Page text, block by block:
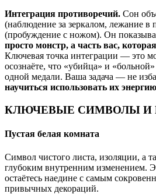
Интеграция противоречий. Сон
(наблюдение за зеркалом, лежание в
(пробуждение с ножом). Он
просто монстр, а часть вас,
Ключевая точка интеграции — это
осознаёте, что «убийца» и
одной медали. Ваша задача — не
научиться использовать их
КЛЮЧЕВЫЕ СИМВОЛЫ И
Пустая белая комната
Символ чистого листа, изоляции, а
глубоким внутренним изменением.
остаётесь наедине с самым
привычных декораций.